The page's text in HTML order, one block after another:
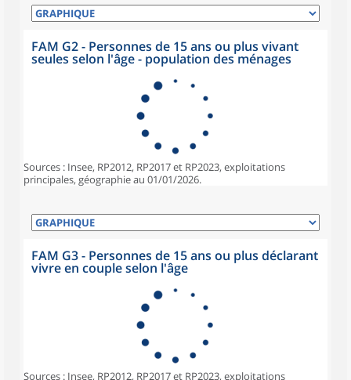
FAM G2 - Personnes de 15 ans ou plus vivant
seules selon l'âge - population des ménages
Sources : Insee, RP2012, RP2017 et RP2023, exploitations
principales, géographie au 01/01/2026.
FAM G3 - Personnes de 15 ans ou plus déclarant
vivre en couple selon l'âge
Sources : Insee, RP2012, RP2017 et RP2023, exploitations